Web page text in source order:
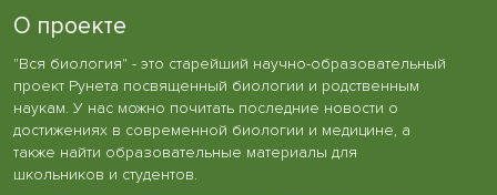
О проекте
"Вся биология" - это старейший научно-образовательный
проект Рунета посвященный биологии и родственным
наукам. У нас можно почитать последние новости о
достижениях в современной биологии и медицине, а
также найти образовательные материалы для
школьников и студентов.